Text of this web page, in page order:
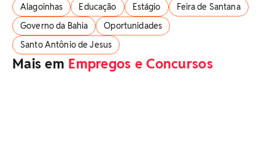
Alagoinhas Educação Estágio
Feira de Santana
Governo da Bahia
Oportunidades
Santo Antônio de Jesus
Mais em Empregos e Concursos